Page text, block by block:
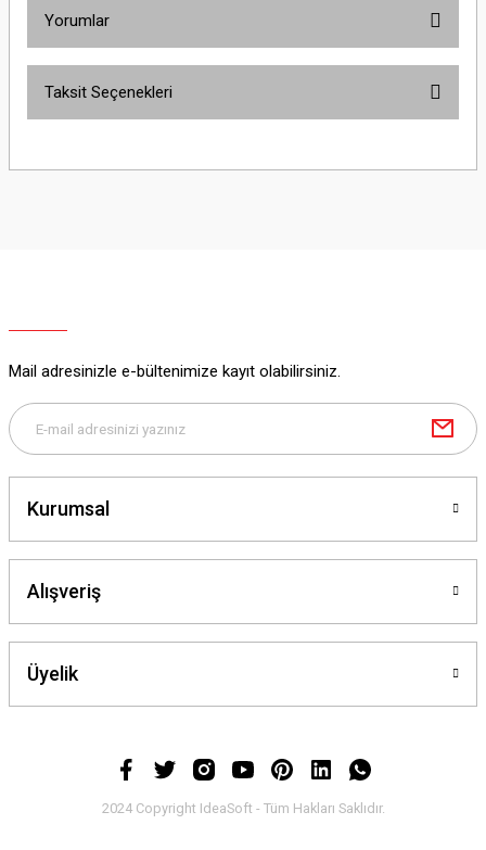
Yorumlar
Yorum Yaz
Taksit Seçenekleri
Mail adresinizle e-bültenimize kayıt olabilirsiniz.
Kurumsal
Alışveriş
Üyelik
2024 Copyright IdeaSoft - Tüm Hakları Saklıdır.